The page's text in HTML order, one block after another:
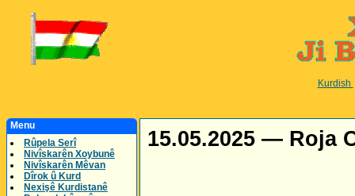
Kurdish
Menu
Rûpela Serî
Nivîskarên Xoybunê
Nivîskarên Mêvan
Dîrok û Kurd
Nexişê Kurdistanê
15.05.2025 — Roja